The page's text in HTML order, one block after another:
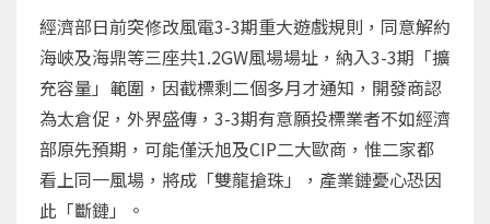
經濟部日前突修改風電3-3期重大遊戲規則，同意解約
海峽及海鼎等三座共1.2GW風場場址，納入3-3期「擴
充容量」範圍，因截標剩二個多月才通知，開發商認
為太倉促，外界盛傳，3-3期有意願投標業者不如經濟
部原先預期，可能僅沃旭及CIP二大歐商，惟二家都
看上同一風場，將成「雙龍搶珠」，產業鏈憂心恐因
此「斷鏈」。